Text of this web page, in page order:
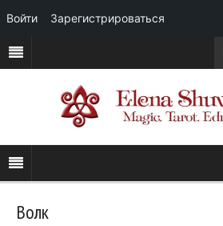
Волк
Войти Зарегистрироваться